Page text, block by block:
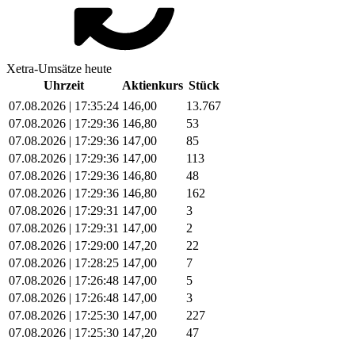
Xetra-Umsätze heute
Uhrzeit
Aktienkurs Stück
07.08.2026 | 17:35:24 146,00
13.767
07.08.2026 | 17:29:36 146,80
53
07.08.2026 | 17:29:36 147,00
85
07.08.2026 | 17:29:36 147,00
113
07.08.2026 | 17:29:36 146,80
48
07.08.2026 | 17:29:36 146,80
162
07.08.2026 | 17:29:31 147,00
3
07.08.2026 | 17:29:31 147,00
2
07.08.2026 | 17:29:00 147,20
22
07.08.2026 | 17:28:25 147,00
7
07.08.2026 | 17:26:48 147,00
5
07.08.2026 | 17:26:48 147,00
3
07.08.2026 | 17:25:30 147,00
227
07.08.2026 | 17:25:30 147,20
47